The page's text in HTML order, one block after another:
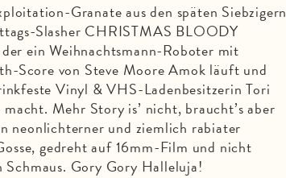
Granate aus den späten Siebzigern
Slasher CHRISTMAS BLOODY
ein Weihnachtsmann-Roboter mit
Score von Steve Moore Amok läuft und
Vinyl & VHS-Ladenbesitzerin Tori
Mehr Story is’ nicht, braucht’s aber
neonlichterner und ziemlich rabiater
gedreht auf 16mm-Film und nicht
Schmaus. Gory Gory Halleluja!